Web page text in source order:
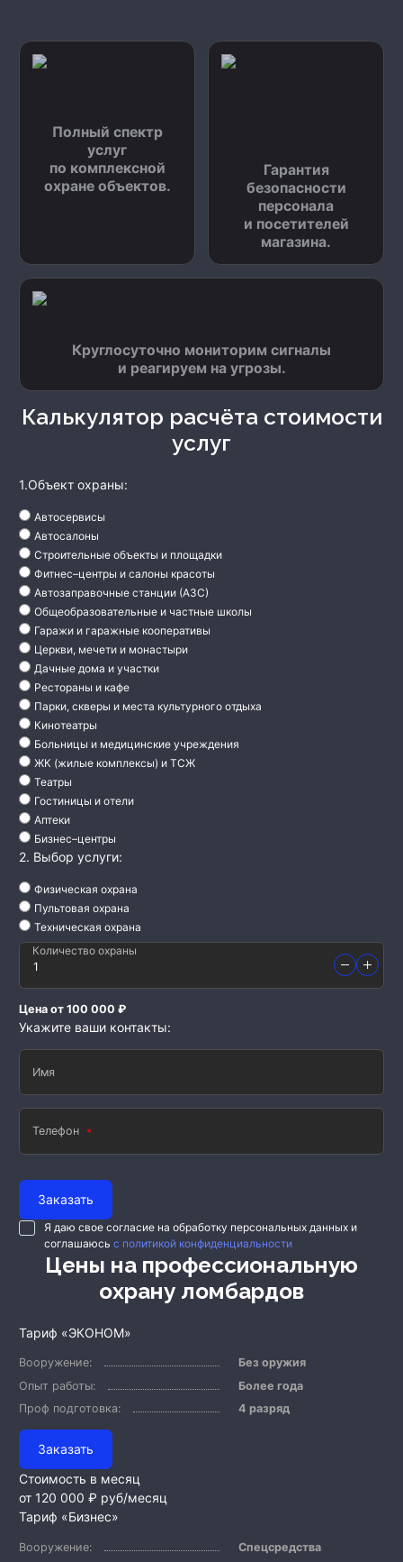
Полный спектр
услуг
по комплексной
охране объектов.
Гарантия
безопасности
персонала
и посетителей
магазина.
Круглосуточно мониторим сигналы
и реагируем на угрозы.
Калькулятор расчёта стоимости
услуг
1.Объект охраны:
Автосервисы
Автосалоны
Строительные объекты и площадки
Фитнес–центры и салоны красоты
Автозаправочные станции (АЗС)
Общеобразовательные и частные школы
Гаражи и гаражные кооперативы
Церкви, мечети и монастыри
Дачные дома и участки
Рестораны и кафе
Парки, скверы и места культурного отдыха
Кинотеатры
Больницы и медицинские учреждения
ЖК (жилые комплексы) и ТСЖ
Театры
Гостиницы и отели
Аптеки
Бизнес–центры
2. Выбор услуги:
Физическая охрана
Пультовая охрана
Техническая охрана
Количество охраны
Цена от 100 000 ₽
Укажите ваши контакты:
Имя
Телефон
Заказать
Я даю свое согласие на обработку персональных данных и
соглашаюсь с политикой конфиденциальности
Цены на профессиональную
охрану ломбардов
Тариф «ЭКОНОМ»
Вооружение:
Без оружия
Опыт работы:
Более года
Проф подготовка:
4 разряд
Заказать
Стоимость в месяц
от 120 000 ₽ руб/месяц
Тариф «Бизнес»
Вооружение: Спецсредства